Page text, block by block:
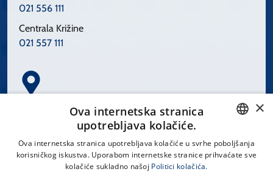
021 556 111
Centrala Križine
021 557 111
Spinčićeva 1, 21000 Split
CROATIAN
×
Ova internetska stranica
upotrebljava kolačiće.
Ova internetska stranica upotrebljava kolačiće u svrhe poboljšanja
korisničkog iskustva. Uporabom internetske stranice prihvaćate sve
kolačiće sukladno našoj Politici kolačića.